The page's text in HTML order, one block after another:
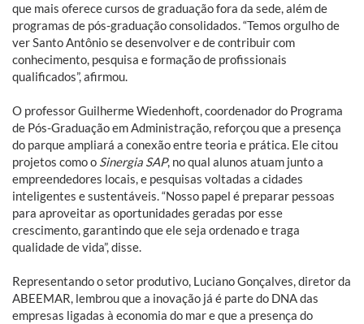
que mais oferece cursos de graduação fora da sede, além de
programas de pós-graduação consolidados. “Temos orgulho de
ver Santo Antônio se desenvolver e de contribuir com
conhecimento, pesquisa e formação de profissionais
qualificados”, afirmou.
O professor Guilherme Wiedenhoft, coordenador do Programa
de Pós-Graduação em Administração, reforçou que a presença
do parque ampliará a conexão entre teoria e prática. Ele citou
projetos como o Sinergia SAP, no qual alunos atuam junto a
empreendedores locais, e pesquisas voltadas a cidades
inteligentes e sustentáveis. “Nosso papel é preparar pessoas
para aproveitar as oportunidades geradas por esse
crescimento, garantindo que ele seja ordenado e traga
qualidade de vida”, disse.
Representando o setor produtivo, Luciano Gonçalves, diretor da
ABEEMAR, lembrou que a inovação já é parte do DNA das
empresas ligadas à economia do mar e que a presença do